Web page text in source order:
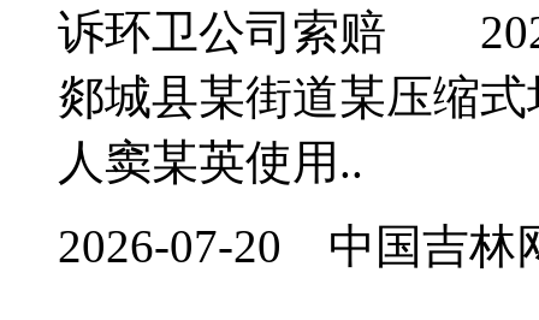
诉环卫公司索赔
郯城县某街道某压缩
人窦某英使用..
2026-07-20 中国吉